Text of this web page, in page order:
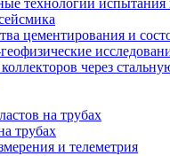
технологии испытания
цементирования и
через
на трубах
трубах
и телеметрия